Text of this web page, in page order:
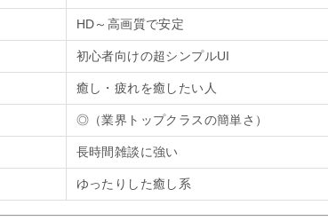
HD～高画質で安定
初心者向けの超シンプルUI
癒し・疲れを癒したい人
◎（業界トップクラスの簡単さ）
長時間雑談に強い
ゆったりした癒し系